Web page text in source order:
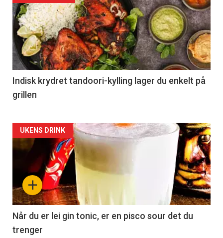
Indisk krydret tandoori-kylling lager du enkelt på
grillen
Forsiden
akkurat
nå
-
2
+
UKENS DRINK
Når du er lei gin tonic, er en pisco sour det du
trenger